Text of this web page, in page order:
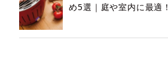
め5選｜庭や室内に最適！